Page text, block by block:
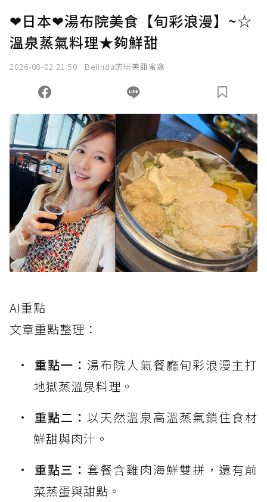
❤日本❤湯布院美食【旬彩浪漫】~☆
溫泉蒸氣料理★夠鮮甜
2026-08-02 21:50 Belinda的玩美甜蜜窩
AI重點
文章重點整理：
重點一： 湯布院人氣餐廳旬彩浪漫主打
地獄蒸溫泉料理。
重點二：以天然溫泉高溫蒸氣鎖住食材
鮮甜與肉汁。
重點三： 套餐含雞肉海鮮雙拼，還有前
菜蒸蛋與甜點。